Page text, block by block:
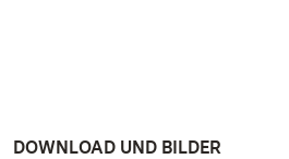
DOWNLOAD UND BILDER